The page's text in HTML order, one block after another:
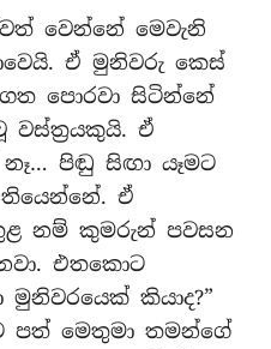
වෙන්නේ මෙවැනි
ඒ මුනිවරු කෙස්
පොරවා සිටින්නේ
ඒ
පිඬු සිඟා යෑමට
ඒ
නම් කුමරුන් පවසන
එතකොට
කියාද?”
පත් මෙතුමා තමන්ගේ